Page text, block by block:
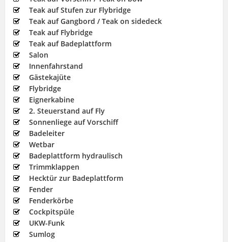
Teak auf Stufen zur Flybridge
Teak auf Gangbord / Teak on sidedeck
Teak auf Flybridge
Teak auf Badeplattform
Salon
Innenfahrstand
Gästekajüte
Flybridge
Eignerkabine
2. Steuerstand auf Fly
Sonnenliege auf Vorschiff
Badeleiter
Wetbar
Badeplattform hydraulisch
Trimmklappen
Hecktür zur Badeplattform
Fender
Fenderkörbe
Cockpitspüle
UKW-Funk
Sumlog